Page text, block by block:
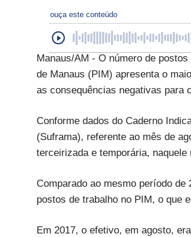
ouça este conteúdo
Manaus/AM - O número de
de Manaus (PIM) apresenta o
as consequências negativas para
Conforme dados do Caderno
(Suframa), referente ao mês de
terceirizada e temporária, naquele
Comparado ao mesmo período
postos de trabalho no PIM, o que
Em 2017, o efetivo, em agosto,